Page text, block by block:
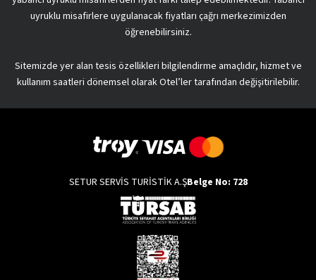
uyruklu misafirlere uygulanacak fiyatları çağrı merkezimizden
öğrenebilirsiniz.
Sitemizde yer alan tesis özellikleri bilgilendirme amaçlıdır, hizmet ve
kullanım saatleri dönemsel olarak Otel’ler tarafından değişitirilebilir.
SETUR SERVİS TURİSTİK A.ŞBelge No: 728